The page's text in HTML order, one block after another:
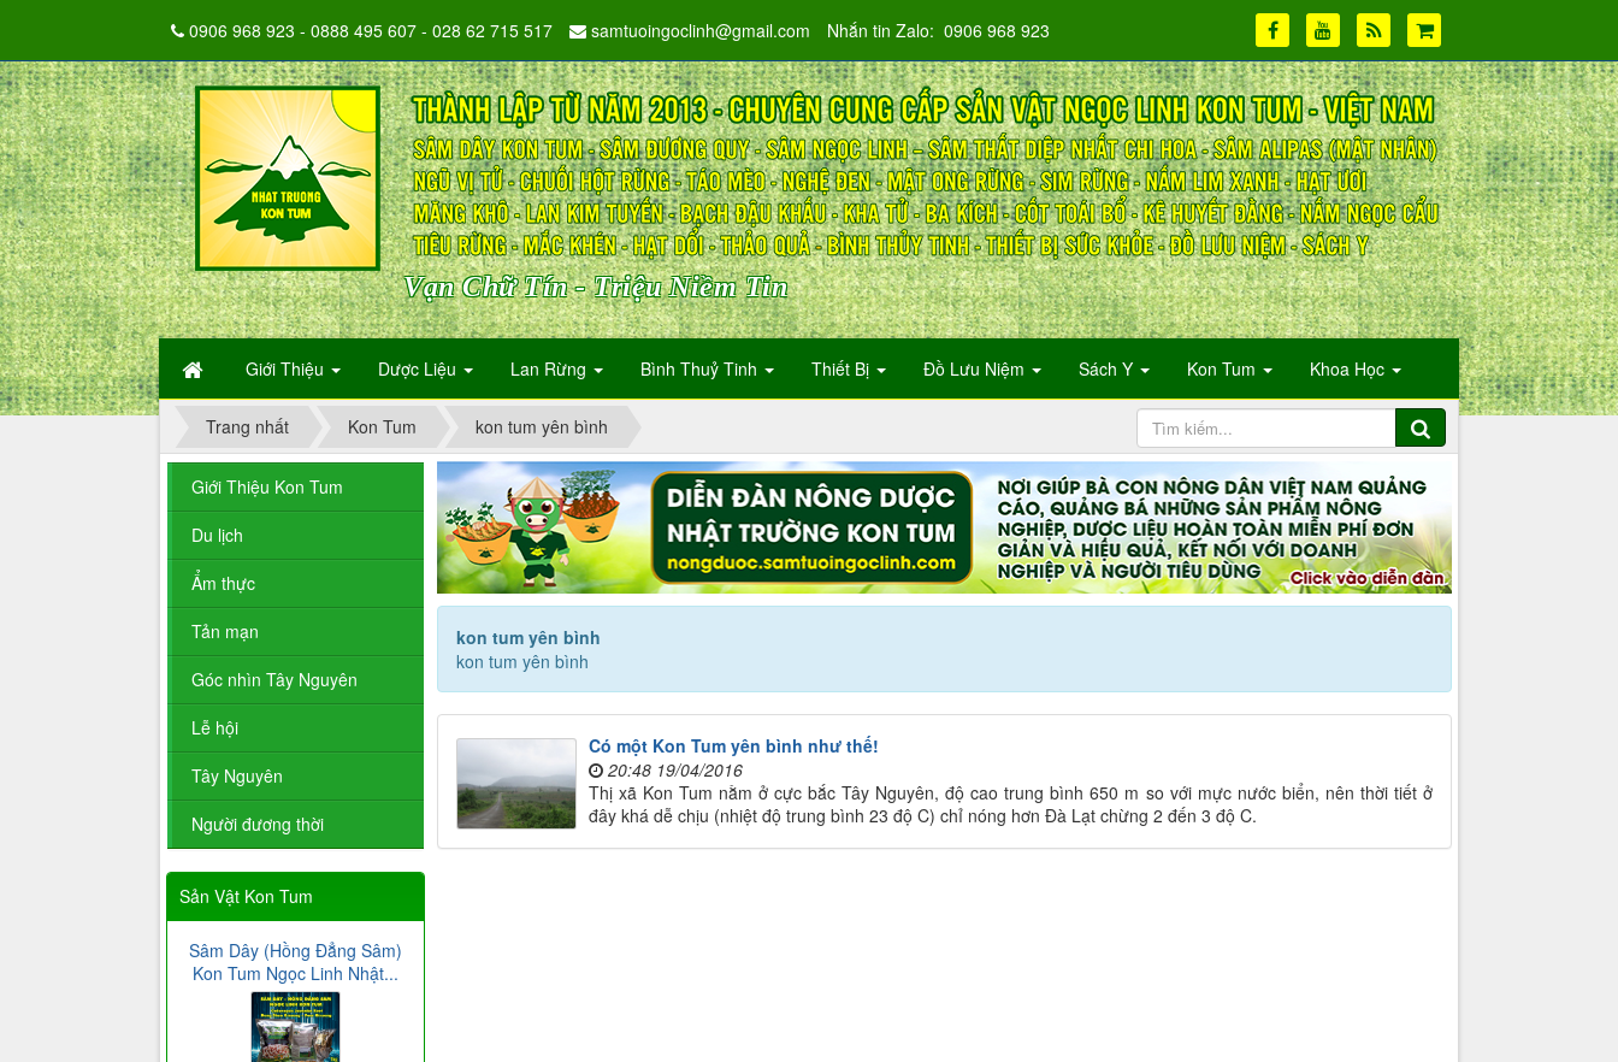
Vạn Chữ Tín - Triệu Niềm Tin
Giới Thiệu Dược Liệu Lan Rừng Bình Thuỷ Tinh Thiết Bị Đồ Lưu Niệm Sách Y Kon Tum Khoa Học
0906 968 923 - 0888 495 607 - 028 62 715 517 samtuoingoclinh@gmail.com Nhắn tin Zalo: 0906 968 923
Trang nhất Kon Tum kon tum yên bình
kon tum yên bình
kon tum yên bình
Có một Kon Tum yên bình như thế!
20:48 19/04/2016
Thị xã Kon Tum nằm ở cực bắc Tây Nguyên, độ cao trung bình 650 m so với mực nước biển, nên thời tiết ở
đây khá dễ chịu (nhiệt độ trung bình 23 độ C) chỉ nóng hơn Ðà Lạt chừng 2 đến 3 độ C.
Giới Thiệu Kon Tum
Du lịch
Ẩm thực
Tản mạn
Góc nhìn Tây Nguyên
Lễ hội
Tây Nguyên
Người đương thời
Sản Vật Kon Tum
Sâm Dây (Hồng Đẳng Sâm)
Kon Tum Ngọc Linh Nhật...